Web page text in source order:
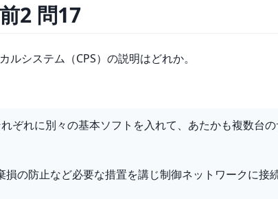
2 問17
システム（CPS）の説明はどれか。
ぞれに別々の基本ソフトを入れて、あたかも複数台
の防止など必要な措置を講じ制御ネットワークに接